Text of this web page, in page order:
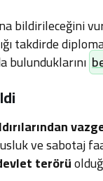
bildirileceğini
takdirde
bulunduklarını
ve sabotaj
terörü